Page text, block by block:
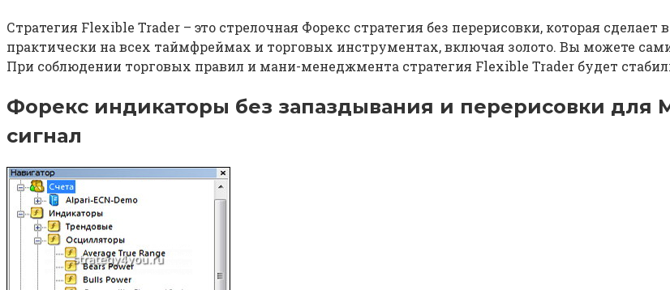
Стратегия Flexible Trader – это стрелочная Форекс стратегия без перерисовки, которая
практически на всех таймфреймах и торговых инструментах, включая золото. Вы можете сами
При соблюдении торговых правил и мани-менеджмента стратегия Flexible Trader будет
Форекс индикаторы без запаздывания и перерисовки
сигнал